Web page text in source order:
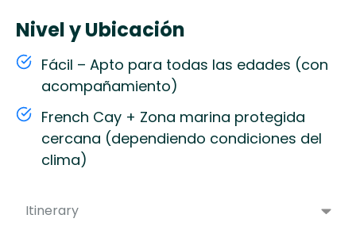
Itinerary
Nivel y Ubicación
Fácil – Apto para todas las edades (con
acompañamiento)
French Cay + Zona marina protegida
cercana (dependiendo condiciones del
clima)